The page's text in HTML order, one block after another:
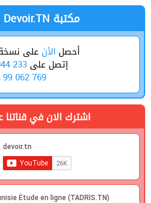
Librairie Devoir.TN مكتبة
أحصل الأن على
إتصل على 233
99 062 769
اشترك الان في قناتنا